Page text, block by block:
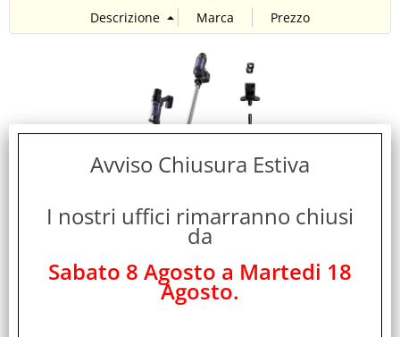
SENZA FILO SENZA SACCO SPAZZOLA MOTORIZZATA
CON LUCI LED E ACCESSORI VIOLA ALLUMINIO
568727
Avviso Chiusura Estiva
I nostri uffici rimarranno chiusi
da
Sabato 8 Agosto a Martedi 18
Agosto.